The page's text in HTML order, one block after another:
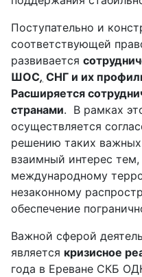
Поступательно и
соответствующей
развивается
ШОС, СНГ и их
Расширяется
странами. В рамках
осуществляется
решению таких
взаимный интерес
международному
незаконному
обеспечение
Важной сферой
является кризисное
года в Ереване СКБ